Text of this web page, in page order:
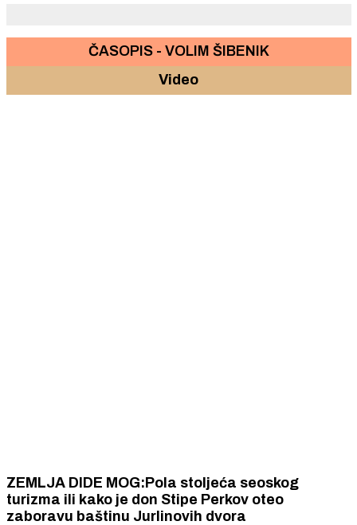
ČASOPIS - VOLIM ŠIBENIK
Video
ZEMLJA DIDE MOG:Pola stoljeća seoskog
turizma ili kako je don Stipe Perkov oteo
zaboravu baštinu Jurlinovih dvora